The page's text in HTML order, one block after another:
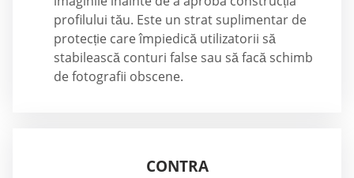
profilului tău. Este un strat suplimentar de
protecție care împiedică utilizatorii să
stabilească conturi false sau să facă schimb
de fotografii obscene.
CONTRA